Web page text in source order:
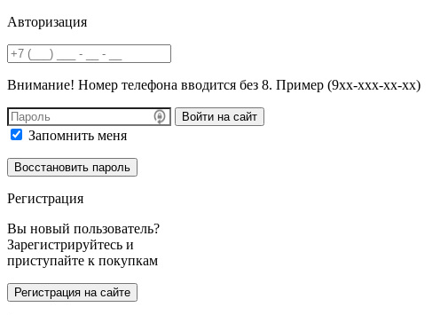
Авторизация
Внимание! Номер телефона вводится без 8. Пример (9хх-ххх-хх-хх)
Войти на сайт
Запомнить меня
Регистрация
Вы новый пользователь?
Зарегистрируйтесь и
приступайте к покупкам